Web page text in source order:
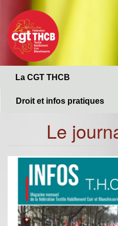
contenu
principal
La CGT THCB
Droit et infos pratiques
Le